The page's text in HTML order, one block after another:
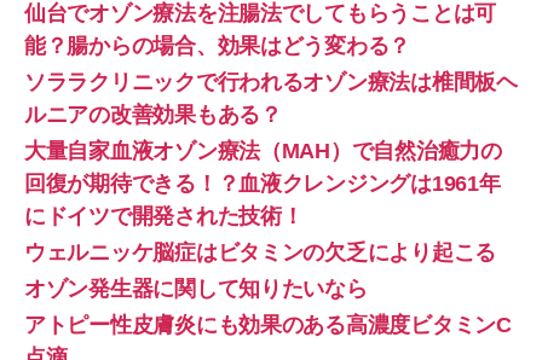
仙台でオゾン療法を注腸法でしてもらうことは可
能？腸からの場合、効果はどう変わる？
ソララクリニックで行われるオゾン療法は椎間板ヘ
ルニアの改善効果もある？
大量自家血液オゾン療法（MAH）で自然治癒力の
回復が期待できる！？血液クレンジングは1961年
にドイツで開発された技術！
ウェルニッケ脳症はビタミンの欠乏により起こる
オゾン発生器に関して知りたいなら
アトピー性皮膚炎にも効果のある高濃度ビタミンC